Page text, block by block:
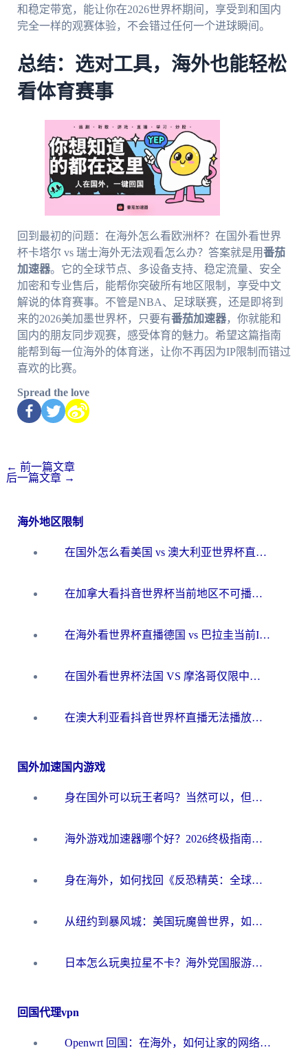
和稳定带宽，能让你在2026世界杯期间，享受到和国内
完全一样的观赛体验，不会错过任何一个进球瞬间。
总结：选对工具，海外也能轻松
看体育赛事
回到最初的问题：在海外怎么看欧洲杯？在国外看世界
杯卡塔尔 vs 瑞士海外无法观看怎么办？答案就是用番茄
加速器。它的全球节点、多设备支持、稳定流量、安全
加密和专业售后，能帮你突破所有地区限制，享受中文
解说的体育赛事。不管是NBA、足球联赛，还是即将到
来的2026美加墨世界杯，只要有番茄加速器，你就能和
国内的朋友同步观赛，感受体育的魅力。希望这篇指南
能帮到每一位海外的体育迷，让你不再因为IP限制而错过
喜欢的比赛。
Spread the love
← 前一篇文章
后一篇文章 →
海外地区限制
在国外怎么看美国 vs 澳大利亚世界杯直播？海外党必藏的中文解说观赛指南
在加拿大看抖音世界杯当前地区不可播放？海外党体育观赛终极指南
在海外看世界杯直播德国 vs 巴拉圭当前IP受限制？这篇指南帮你轻松解决地区限制
在国外看世界杯法国 VS 摩洛哥仅限中国大陆？别让地域限制拦下你的欢呼
在澳大利亚看抖音世界杯直播无法播放？海外党体育观赛终极指南来了！
国外加速国内游戏
身在国外可以玩王者吗？当然可以，但你需要这份“加速”指南
海外游戏加速器哪个好？2026终极指南帮你畅玩国服+解决卡顿难题
身在海外，如何找回《反恐精英：全球攻势》国服的丝滑手感？一份给你的终极指南
从纽约到暴风城：美国玩魔兽世界，如何找到你的最佳网络航线
日本怎么玩奥拉星不卡？海外党国服游戏加速器选择全攻略
回国代理vpn
Openwrt 回国：在海外，如何让家的网络触手可及